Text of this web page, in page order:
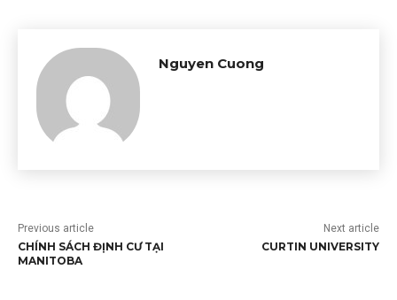
Nguyen Cuong
Previous article
CHÍNH SÁCH ĐỊNH CƯ TẠI
MANITOBA
Next article
CURTIN UNIVERSITY